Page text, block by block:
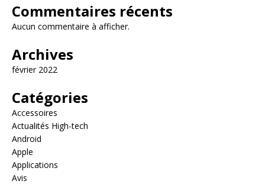
Commentaires récents
Aucun commentaire à afficher.
Archives
février 2022
Catégories
Accessoires
Actualités High-tech
Android
Apple
Applications
Avis